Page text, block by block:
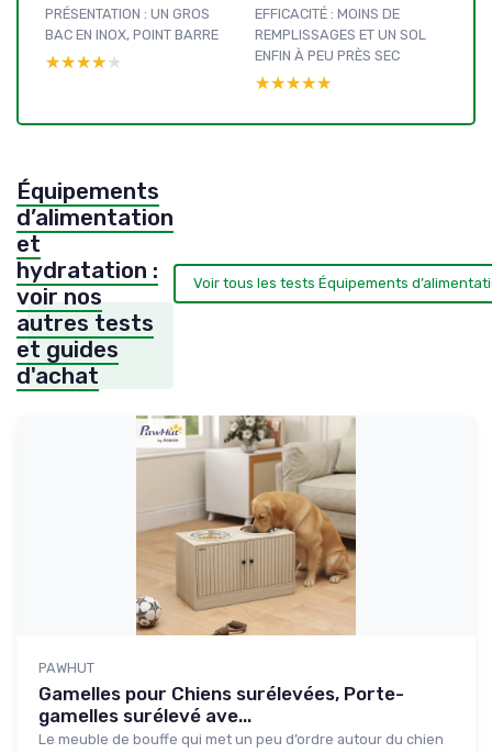
PRÉSENTATION : UN GROS
BAC EN INOX, POINT BARRE
★★★★★
★★★★★
EFFICACITÉ : MOINS DE
REMPLISSAGES ET UN SOL
ENFIN À PEU PRÈS SEC
★★★★★
★★★★★
Équipements
d’alimentation
et
hydratation :
voir nos
autres tests
et guides
d'achat
Voir tous les tests Équipements
PAWHUT
Gamelles pour Chiens surélevées, Porte-
gamelles surélevé ave...
Le meuble de bouffe qui met un peu d’ordre autour du chien